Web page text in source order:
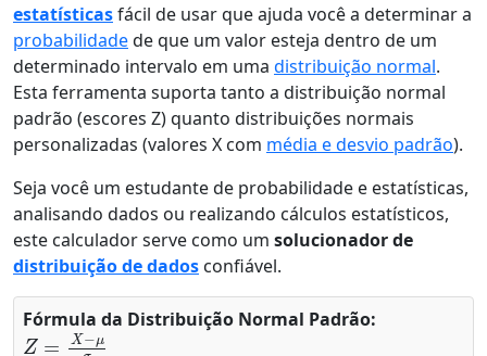
estatísticasfácil de usar que ajuda você a determinar a
probabilidadede que um valor esteja dentro de um
determinado intervalo em uma distribuição normal.
Esta ferramenta suporta tanto a distribuição normal
padrão (escores Z) quanto distribuições normais
personalizadas (valores X com média e desvio padrão).
Seja você um estudante de probabilidade e estatísticas,
analisando dados ou realizando cálculos estatísticos,
este calculador serve como um solucionador de
distribuição de dados confiável.
Fórmula da Distribuição Normal Padrão:
Z=X−μσ